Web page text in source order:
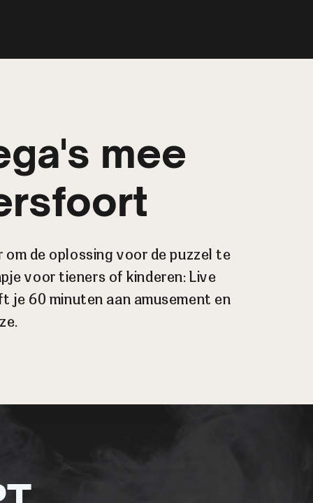
mee
de oplossing voor de puzzel te
voor tieners of kinderen: Live
je 60 minuten aan amusement en